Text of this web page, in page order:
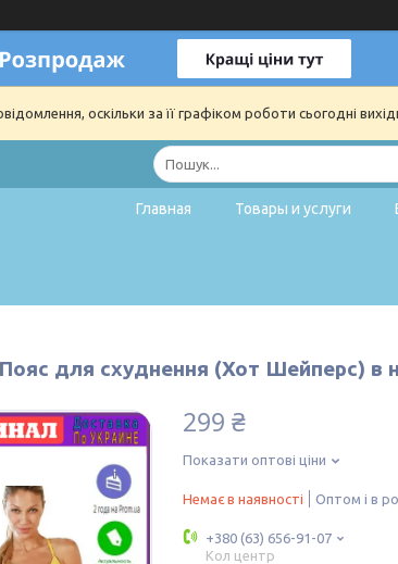
оскільки за її графіком роботи сьогодні
Главная Товары и услуги
для схуднення (Хот Шейперс) в
299 ₴
Показати оптові ціни
Немає в наявності Оптом і в
+380 (63) 656-91-07
Кол центр